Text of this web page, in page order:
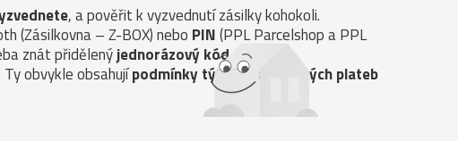
, a pověřit k vyzvednutí zásilky kohokoli.
(Zásilkovna – Z-BOX) nebo PIN(PPL Parcelshop a PPL
znát přidělenýjednorázový kód
obvykle obsahujípodmínky týkající se možných plateb